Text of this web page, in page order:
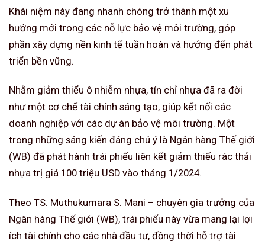
Khái niệm này đang nhanh chóng trở thành một xu
hướng mới trong các nỗ lực bảo vệ môi trường, góp
phần xây dựng nền kinh tế tuần hoàn và hướng đến phát
triển bền vững.
Nhằm giảm thiểu ô nhiễm nhựa, tín chỉ nhựa đã ra đời
như một cơ chế tài chính sáng tạo, giúp kết nối các
doanh nghiệp với các dự án bảo vệ môi trường. Một
trong những sáng kiến đáng chú ý là Ngân hàng Thế giới
(WB) đã phát hành trái phiếu liên kết giảm thiểu rác thải
nhựa trị giá 100 triệu USD vào tháng 1/2024.
Theo TS. Muthukumara S. Mani – chuyên gia trưởng của
Ngân hàng Thế giới (WB), trái phiếu này vừa mang lại lợi
ích tài chính cho các nhà đầu tư, đồng thời hỗ trợ tài